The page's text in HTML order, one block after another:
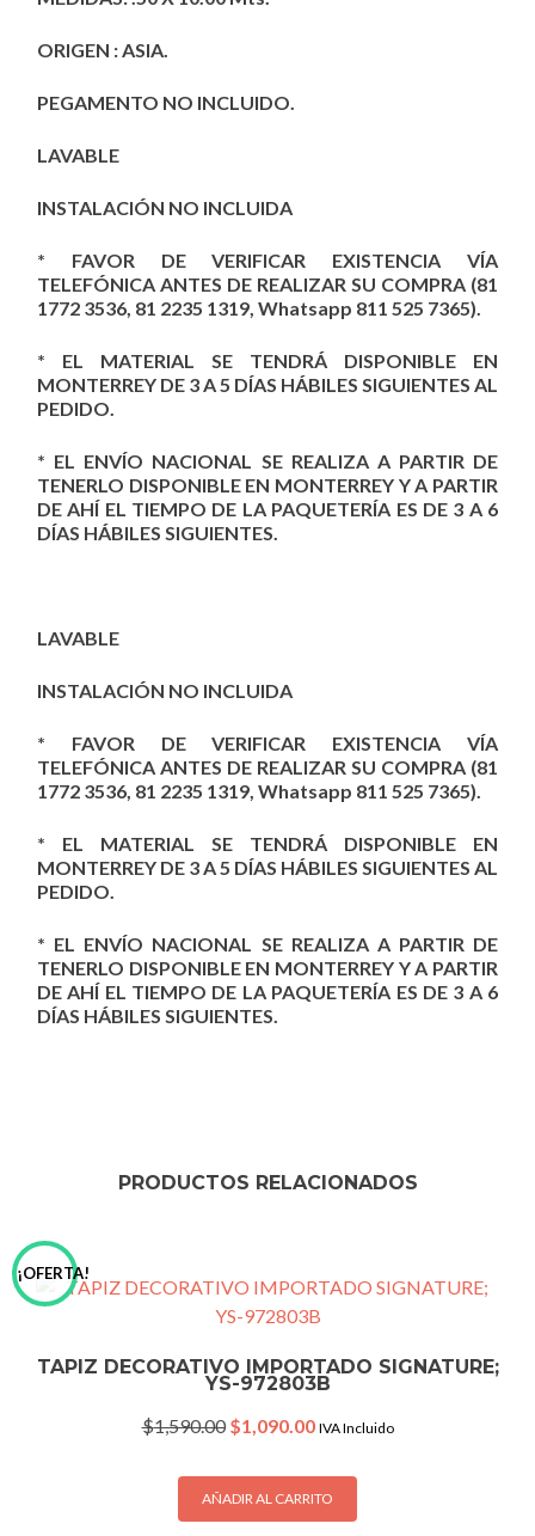
ORIGEN : ASIA.
PEGAMENTO NO INCLUIDO.
LAVABLE
INSTALACIÓN NO INCLUIDA
* FAVOR DE VERIFICAR EXISTENCIA VÍA
TELEFÓNICA ANTES DE REALIZAR SU COMPRA (81
1772 3536, 81 2235 1319, Whatsapp 811 525 7365).
* EL MATERIAL SE TENDRÁ DISPONIBLE EN
MONTERREY DE 3 A 5 DÍAS HÁBILES SIGUIENTES AL
PEDIDO.
* EL ENVÍO NACIONAL SE REALIZA A PARTIR DE
TENERLO DISPONIBLE EN MONTERREY Y A PARTIR
DE AHÍ EL TIEMPO DE LA PAQUETERÍA ES DE 3 A 6
DÍAS HÁBILES SIGUIENTES.
LAVABLE
INSTALACIÓN NO INCLUIDA
* FAVOR DE VERIFICAR EXISTENCIA VÍA
TELEFÓNICA ANTES DE REALIZAR SU COMPRA (81
1772 3536, 81 2235 1319, Whatsapp 811 525 7365).
* EL MATERIAL SE TENDRÁ DISPONIBLE EN
MONTERREY DE 3 A 5 DÍAS HÁBILES SIGUIENTES AL
PEDIDO.
* EL ENVÍO NACIONAL SE REALIZA A PARTIR DE
TENERLO DISPONIBLE EN MONTERREY Y A PARTIR
DE AHÍ EL TIEMPO DE LA PAQUETERÍA ES DE 3 A 6
DÍAS HÁBILES SIGUIENTES.
PRODUCTOS RELACIONADOS
¡OFERTA!
TAPIZ DECORATIVO IMPORTADO SIGNATURE;
YS-972803B
$1,590.00 Original
was:
$1,590.00.
$1,090.00Current
is:
$1,090.00.
IVA Incluido
AÑADIR AL CARRITO